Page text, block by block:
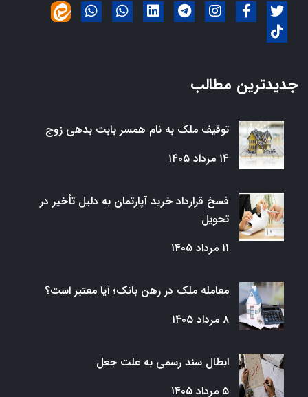
جدیدترین مطالب
توقیف ملک به نام همسر بابت بدهی زوج
۱۴ مرداد ۱۴۰۵
فسخ قرارداد خرید آپارتمان به دلیل تأخیر در
تحویل
۱۱ مرداد ۱۴۰۵
معامله ملک در رهن بانک؛ آیا معتبر است؟
۸ مرداد ۱۴۰۵
ابطال سند رسمی به علت جعل
۵ مرداد ۱۴۰۵